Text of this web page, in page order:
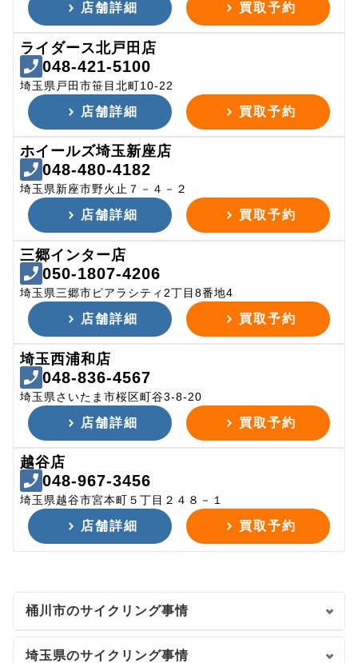
店舗詳細 買取予約
ライダース北戸田店
048-421-5100
埼玉県戸田市笹目北町10-22
店舗詳細 買取予約
ホイールズ埼玉新座店
048-480-4182
埼玉県新座市野火止７－４－２
店舗詳細 買取予約
三郷インター店
050-1807-4206
埼玉県三郷市ピアラシティ2丁目8番地4
店舗詳細 買取予約
埼玉西浦和店
048-836-4567
埼玉県さいたま市桜区町谷3-8-20
店舗詳細 買取予約
越谷店
048-967-3456
埼玉県越谷市宮本町５丁目２４８－１
店舗詳細 買取予約
桶川市のサイクリング事情
埼玉県のサイクリング事情